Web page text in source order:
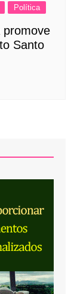
Política
promove
Santo